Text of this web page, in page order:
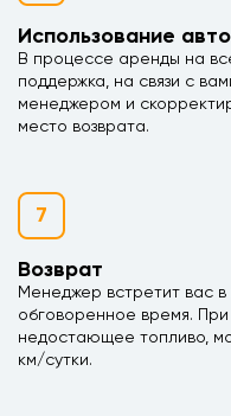
Использование авто
В процессе аренды на
поддержка, на связи с
менеджером и
место возврата.
7
Возврат
Менеджер встретит вас
обговоренное время.
недостающее топливо,
км/сутки.